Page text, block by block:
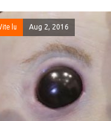
Aug 1, 2016